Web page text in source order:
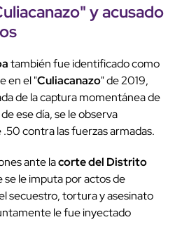
" y acusado
también fue identificado como
en el "Culiacanazo" de 2019,
de la captura momentánea de
ese día, se le observa
contra las fuerzas armadas.
ante lacorte del Distrito
se le imputa por actos de
secuestro, tortura y asesinato
le fue inyectado